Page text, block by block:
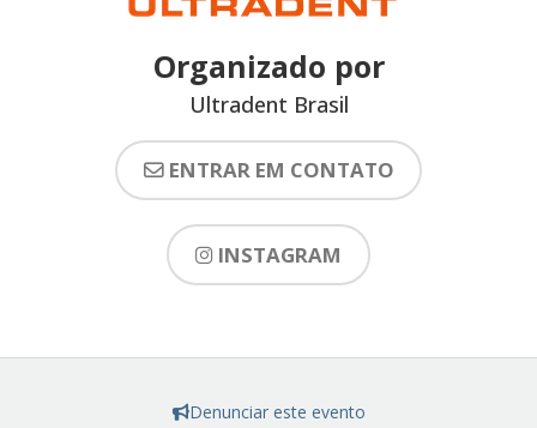
Organizado por
Ultradent Brasil
ENTRAR EM CONTATO
INSTAGRAM
Denunciar este evento